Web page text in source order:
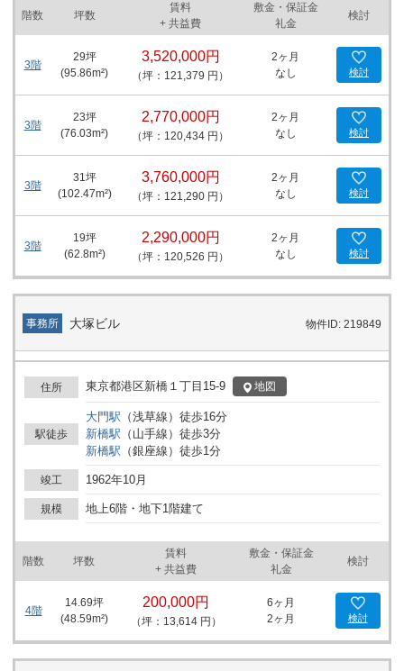
階数 坪数
賃料
+ 共益費
敷金・保証金
礼金
検討
3階
29坪
(95.86m²)
3,520,000円
（坪：121,379 円）
2ヶ月
なし
検討
3階
23坪
(76.03m²)
2,770,000円
（坪：120,434 円）
2ヶ月
なし
検討
3階
31坪
(102.47m²)
3,760,000円
（坪：121,290 円）
2ヶ月
なし
検討
3階
19坪
(62.8m²)
2,290,000円
（坪：120,526 円）
2ヶ月
なし
検討
事務所 大塚ビル 物件ID: 219849
住所 東京都港区新橋１丁目15-9 地図
駅徒歩
大門駅 （浅草線 ） 徒歩16分
新橋駅 （ 山手線 ） 徒歩3分
新橋駅 （銀座線 ） 徒歩1分
竣工 1962年10月
規模 地上6階・地下1階建て
階数 坪数
賃料
+ 共益費
敷金・保証金
礼金
検討
4階
14.69坪
(48.59m²)
200,000円
（坪：13,614 円）
6ヶ月
2ヶ月
検討